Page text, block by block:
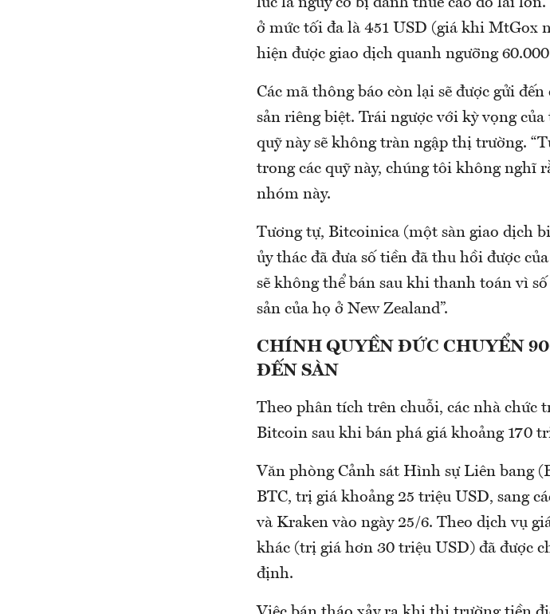
ở mức tối đa là 451 USD (giá khi MtGox
hiện được giao dịch quanh ngưỡng
Các mã thông báo còn lại sẽ được gửi
sản riêng biệt. Trái ngược với kỳ vọng
quỹ này sẽ không tràn ngập thị trường.
trong các quỹ này, chúng tôi không nghĩ
nhóm này.
Tương tự, Bitcoinica (một sàn giao dịch
ủy thác đã đưa số tiền đã thu hồi được
sẽ không thể bán sau khi thanh toán vì
sản của họ ở New Zealand”.
CHÍNH QUYỀN ĐỨC CHUYỂN
ĐẾN SÀN
Theo phân tích trên chuỗi, các nhà chức
Bitcoin sau khi bán phá giá khoảng 170
Văn phòng Cảnh sát Hình sự Liên bang
BTC, trị giá khoảng 25 triệu USD, sang
và Kraken vào ngày 25/6. Theo dịch vụ
khác (trị giá hơn 30 triệu USD) đã được
định.